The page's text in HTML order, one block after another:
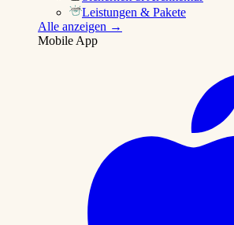
Leistungen & Pakete
Alle anzeigen →
Mobile App